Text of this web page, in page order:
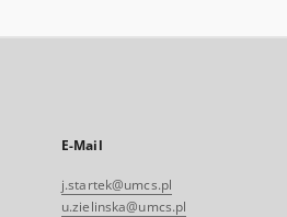
E-Mail
j.startek@umcs.pl
u.zielinska@umcs.pl